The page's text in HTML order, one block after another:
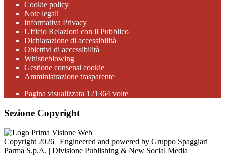
Cookie policy
Note legali
Informativa Privacy
Ufficio Relazioni con il Pubblico
Dichiarazione di accessibilità
Obiettivi di accessibilità
Whistleblowing
Gestione consensi cookie
Amministrazione trasparente
Pagina visualizzata 121364 volte
Sezione Copyright
Copyright 2026 | Engineered and powered by Gruppo Spaggiari
Parma S.p.A. | Divisione Publishing & New Social Media